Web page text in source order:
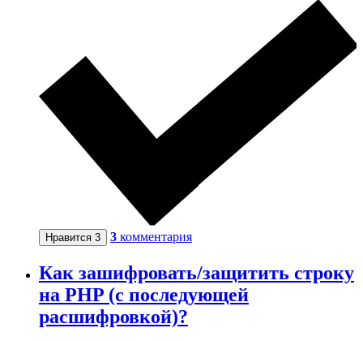
Нравится 3 3 комментария
Как зашифровать/защитить строку
на PHP (с последующей
расшифровкой)?